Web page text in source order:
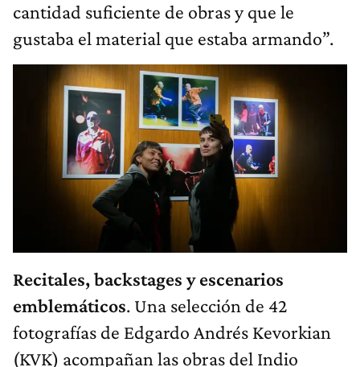
cantidad suficiente de obras y que le
gustaba el material que estaba armando”.
Recitales, backstages y escenarios
emblemáticos. Una selección de 42
fotografías de Edgardo Andrés Kevorkian
(KVK) acompañan las obras del Indio